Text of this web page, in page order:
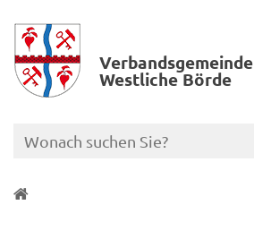
Verbands­gemeinde
Westliche Börde